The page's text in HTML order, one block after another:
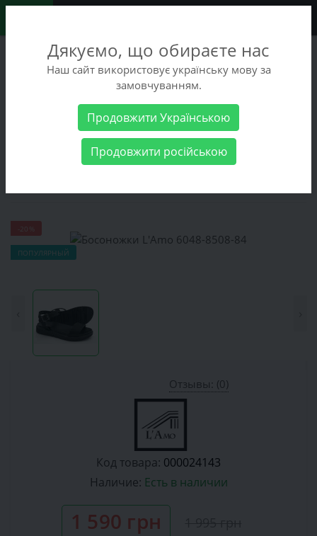
+38 (068) 486-90-09
+38 (093) 486-90-09
Женские товары Женская обувь Босоножки
-20%
ПОПУЛЯРНЫЙ
Отзывы: (0)
Код товара: 000024143
Наличие: Есть в наличии
1 590 грн
Дякуємо, що обираєте нас
Наш сайт використовує українську мову за
замовчуванням.
Продовжити Українською
Продовжити російською